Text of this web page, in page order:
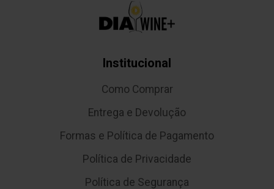
Institucional
Como Comprar
Entrega e Devolução
Formas e Política de Pagamento
Política de Privacidade
Política de Segurança